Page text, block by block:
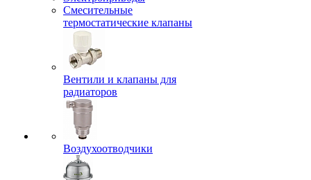
Смесительные
термостатические клапаны
Вентили и клапаны для
радиаторов
Воздухоотводчики